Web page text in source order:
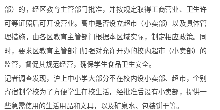
部）的，经区教育主管部门批准，并按规定取得工商营业、卫生许
可等证照后可开设营业。高中是否设立超市（小卖部）以及具体管
理措施，由各区教育主管部门根据本区域实际，制定相应政策。同
时，要求区教育主管部门加强对允许开办的校内超市（小卖部）的
监管，督促其规范经营，确保学生食品卫生安全。
记者调查发现，沪上中小学大部分不在校内设小卖部、超市，个别
寄宿制学校为了方便学生在校生活，经批准后设有小卖部，提供一
些急需使用的生活用品和文具，以及矿泉水、包装饼干等。